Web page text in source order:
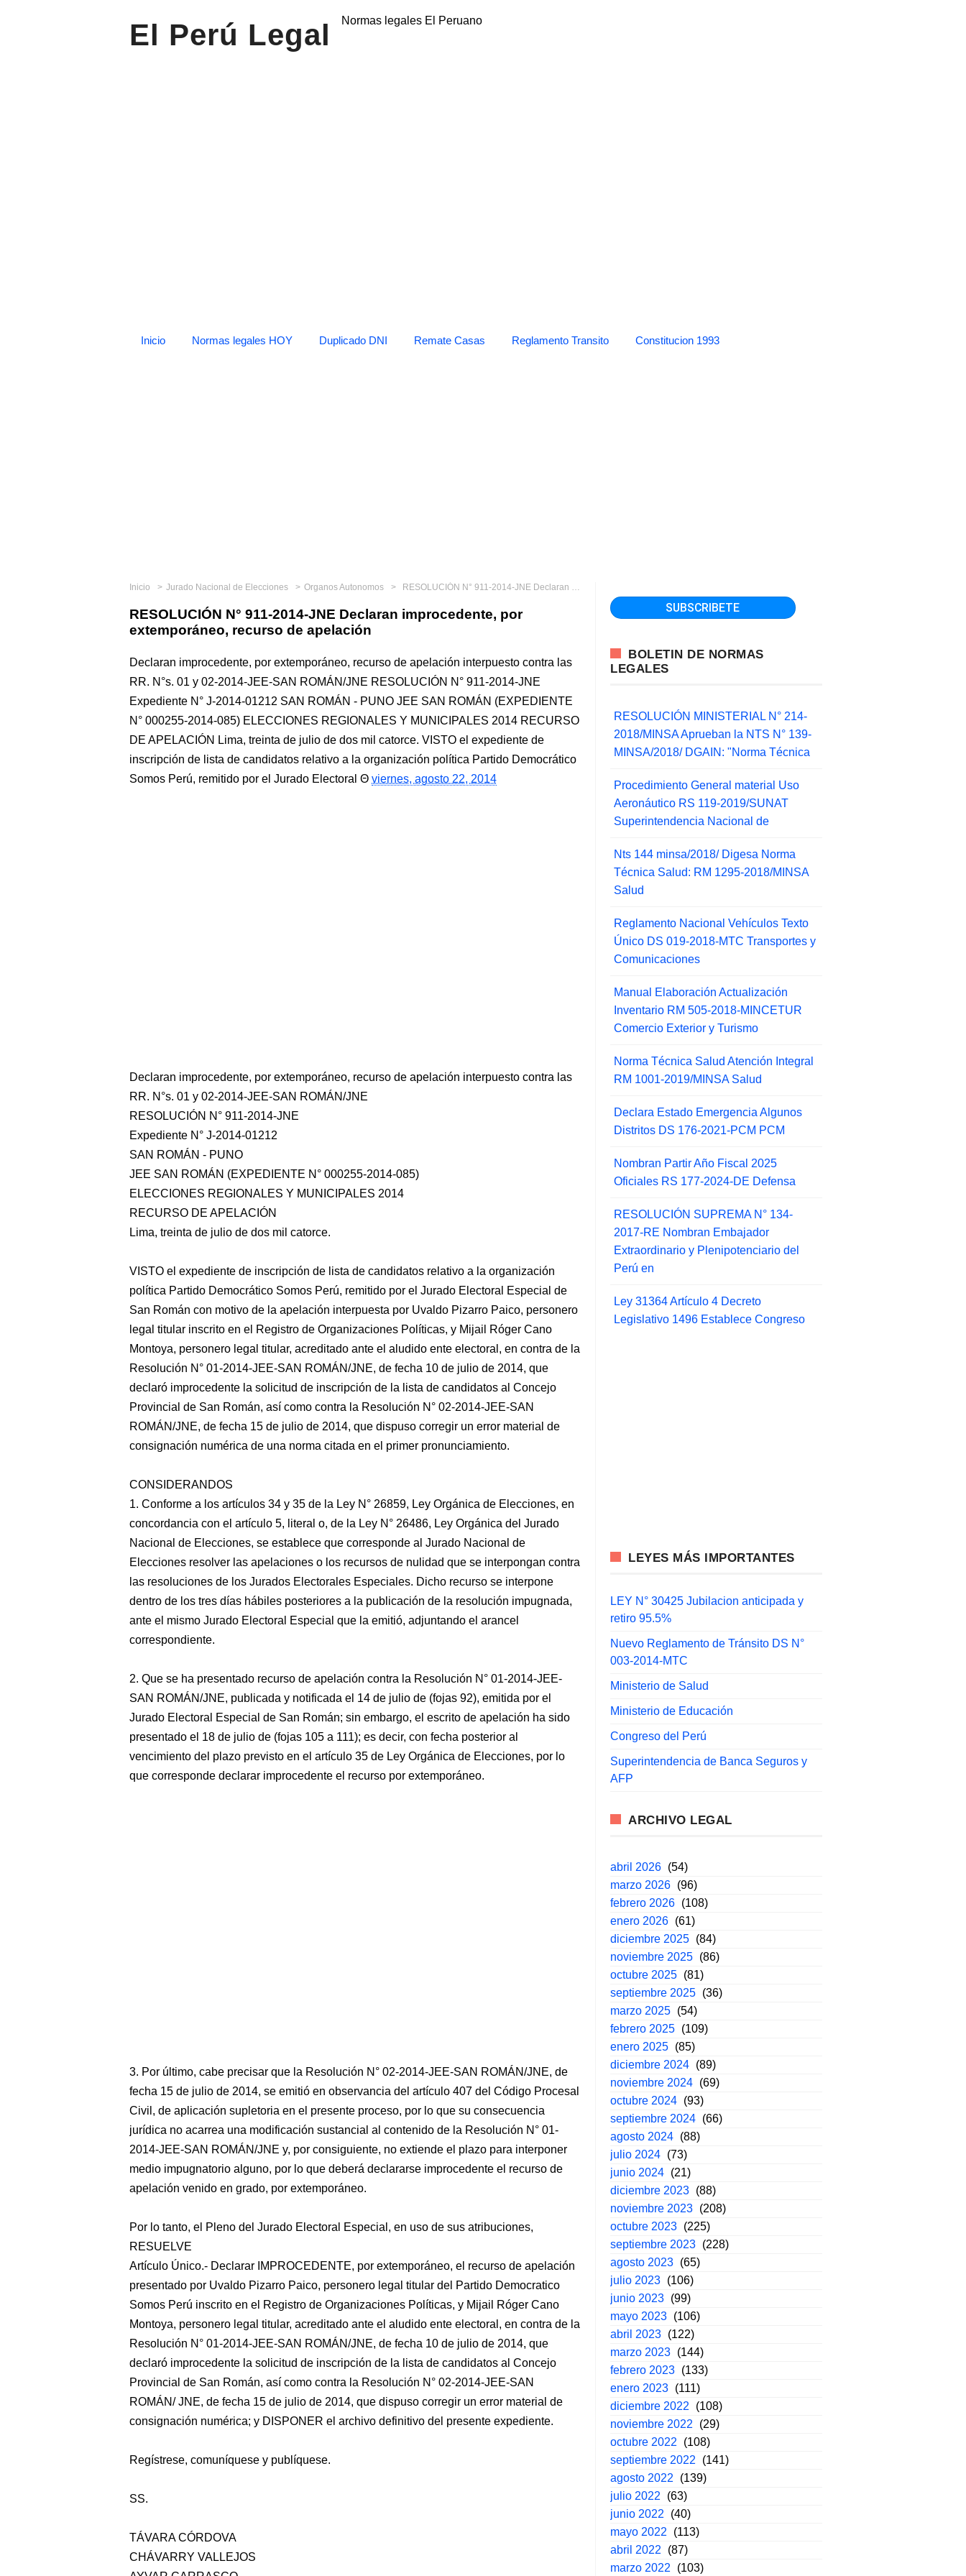
El Perú Legal Normas legales El Peruano
Inicio Normas legales HOY Duplicado DNI Remate Casas Reglamento Transito Constitucion 1993
Inicio Jurado Nacional de Elecciones Organos Autonomos RESOLUCIÓN N° 911-2014-JNE Declaran improcedente, por extemporáneo, recurso de apelación
RESOLUCIÓN N° 911-2014-JNE Declaran improcedente, por
extemporáneo, recurso de apelación
Declaran improcedente, por extemporáneo, recurso de apelación interpuesto contra las
RR. N°s. 01 y 02-2014-JEE-SAN ROMÁN/JNE RESOLUCIÓN N° 911-2014-JNE
Expediente N° J-2014-01212 SAN ROMÁN - PUNO JEE SAN ROMÁN (EXPEDIENTE
N° 000255-2014-085) ELECCIONES REGIONALES Y MUNICIPALES 2014 RECURSO
DE APELACIÓN Lima, treinta de julio de dos mil catorce. VISTO el expediente de
inscripción de lista de candidatos relativo a la organización política Partido Democrático
Somos Perú, remitido por el Jurado Electoral
viernes, agosto 22, 2014
Declaran improcedente, por extemporáneo, recurso de apelación interpuesto contra las
RR. N°s. 01 y 02-2014-JEE-SAN ROMÁN/JNE
RESOLUCIÓN N° 911-2014-JNE
Expediente N° J-2014-01212
SAN ROMÁN - PUNO
JEE SAN ROMÁN (EXPEDIENTE N° 000255-2014-085)
ELECCIONES REGIONALES Y MUNICIPALES 2014
RECURSO DE APELACIÓN
Lima, treinta de julio de dos mil catorce.
VISTO el expediente de inscripción de lista de candidatos relativo a la organización
política Partido Democrático Somos Perú, remitido por el Jurado Electoral
Especial de
San Román con motivo de la apelación interpuesta por Uvaldo Pizarro Paico, personero
legal titular inscrito en el Registro de Organizaciones Políticas, y Mijail Róger Cano
Montoya, personero legal titular, acreditado ante el aludido ente electoral, en contra de la
Resolución N° 01-2014-JEE-SAN ROMÁN/JNE, de fecha 10 de julio de 2014, que
declaró improcedente la solicitud de inscripción de la lista de candidatos al Concejo
Provincial de San Román, así como contra la Resolución N° 02-2014-JEE-SAN
ROMÁN/JNE, de fecha 15 de julio de 2014, que dispuso corregir un error material de
consignación numérica de una norma citada en el primer pronunciamiento.
CONSIDERANDOS
1. Conforme a los artículos 34 y 35 de la Ley N° 26859, Ley Orgánica de Elecciones, en
concordancia con el artículo 5, literal o, de la Ley N° 26486, Ley Orgánica del Jurado
Nacional de Elecciones, se establece que corresponde al Jurado Nacional de
Elecciones resolver las apelaciones o los recursos de nulidad que se interpongan contra
las resoluciones de los Jurados Electorales Especiales. Dicho recurso se interpone
dentro de los tres días hábiles posteriores a la publicación de la resolución impugnada,
ante el mismo Jurado Electoral Especial que la emitió, adjuntando el arancel
correspondiente.
2. Que se ha presentado recurso de apelación contra la Resolución N° 01-2014-JEE-
SAN ROMÁN/JNE, publicada y notificada el 14 de julio de (fojas 92), emitida por el
Jurado Electoral Especial de San Román; sin embargo, el escrito de apelación ha sido
presentado el 18 de julio de (fojas 105 a 111); es decir, con fecha posterior al
vencimiento del plazo previsto en el artículo 35 de Ley Orgánica de Elecciones, por lo
que corresponde declarar improcedente el recurso por extemporáneo.
3. Por último, cabe precisar que la Resolución N° 02-2014-JEE-SAN ROMÁN/JNE, de
fecha 15 de julio de 2014, se emitió en observancia del artículo 407 del Código Procesal
Civil, de aplicación supletoria en el presente proceso, por lo que su consecuencia
jurídica no acarrea una modificación sustancial al contenido de la Resolución N° 01-
2014-JEE-SAN ROMÁN/JNE y, por consiguiente, no extiende el plazo para interponer
medio impugnatorio alguno, por lo que deberá declararse improcedente el recurso de
apelación venido en grado, por extemporáneo.
Por lo tanto, el Pleno del Jurado Electoral Especial, en uso de sus atribuciones,
RESUELVE
Artículo Único.- Declarar IMPROCEDENTE, por extemporáneo, el recurso de apelación
presentado por Uvaldo Pizarro Paico, personero legal titular del Partido Democratico
Somos Perú inscrito en el Registro de Organizaciones Políticas, y Mijail Róger Cano
Montoya, personero legal titular, acreditado ante el aludido ente electoral, en contra de la
Resolución N° 01-2014-JEE-SAN ROMÁN/JNE, de fecha 10 de julio de 2014, que
declaró improcedente la solicitud de inscripción de la lista de candidatos al Concejo
Provincial de San Román, así como contra la Resolución N° 02-2014-JEE-SAN
ROMÁN/ JNE, de fecha 15 de julio de 2014, que dispuso corregir un error material de
consignación numérica; y DISPONER el archivo definitivo del presente expediente.
Regístrese, comuníquese y publíquese.
SS.
TÁVARA CÓRDOVA
CHÁVARRY VALLEJOS
BOLETIN DE NORMAS
LEGALES
RESOLUCIÓN MINISTERIAL N° 214-
2018/MINSA Aprueban la NTS N° 139-
MINSA/2018/ DGAIN: "Norma Técnica
Procedimiento General material Uso
Aeronáutico RS 119-2019/SUNAT
Superintendencia Nacional de
Nts 144 minsa/2018/ Digesa Norma
Técnica Salud: RM 1295-2018/MINSA
Salud
Reglamento Nacional Vehículos Texto
Único DS 019-2018-MTC Transportes y
Comunicaciones
Manual Elaboración Actualización
Inventario RM 505-2018-MINCETUR
Comercio Exterior y Turismo
Norma Técnica Salud Atención Integral
RM 1001-2019/MINSA Salud
Declara Estado Emergencia Algunos
Distritos DS 176-2021-PCM PCM
Nombran Partir Año Fiscal 2025
Oficiales RS 177-2024-DE Defensa
RESOLUCIÓN SUPREMA N° 134-
2017-RE Nombran Embajador
Extraordinario y Plenipotenciario del
Perú en
Ley 31364 Artículo 4 Decreto
Legislativo 1496 Establece Congreso
LEYES MÁS IMPORTANTES
LEY N° 30425 Jubilacion anticipada y
retiro 95.5%
Nuevo Reglamento de Tránsito DS N°
003-2014-MTC
Ministerio de Salud
Ministerio de Educación
Congreso del Perú
Superintendencia de Banca Seguros y
AFP
ARCHIVO LEGAL
abril 2026 (54)
marzo 2026 (96)
febrero 2026 (108)
enero 2026 (61)
diciembre 2025 (84)
noviembre 2025 (86)
octubre 2025 (81)
septiembre 2025 (36)
marzo 2025 (54)
febrero 2025 (109)
enero 2025 (85)
diciembre 2024 (89)
noviembre 2024 (69)
octubre 2024 (93)
septiembre 2024 (66)
agosto 2024 (88)
julio 2024 (73)
junio 2024 (21)
diciembre 2023 (88)
noviembre 2023 (208)
octubre 2023 (225)
septiembre 2023 (228)
agosto 2023 (65)
julio 2023 (106)
junio 2023 (99)
mayo 2023 (106)
abril 2023 (122)
marzo 2023 (144)
febrero 2023 (133)
enero 2023 (111)
diciembre 2022
(108)
noviembre 2022
(29)
octubre 2022
(108)
septiembre 2022
(141)
agosto 2022
(139)
julio 2022
(63)
junio 2022
(40)
mayo 2022
(113)
abril 2022
(87)
marzo 2022
(103)